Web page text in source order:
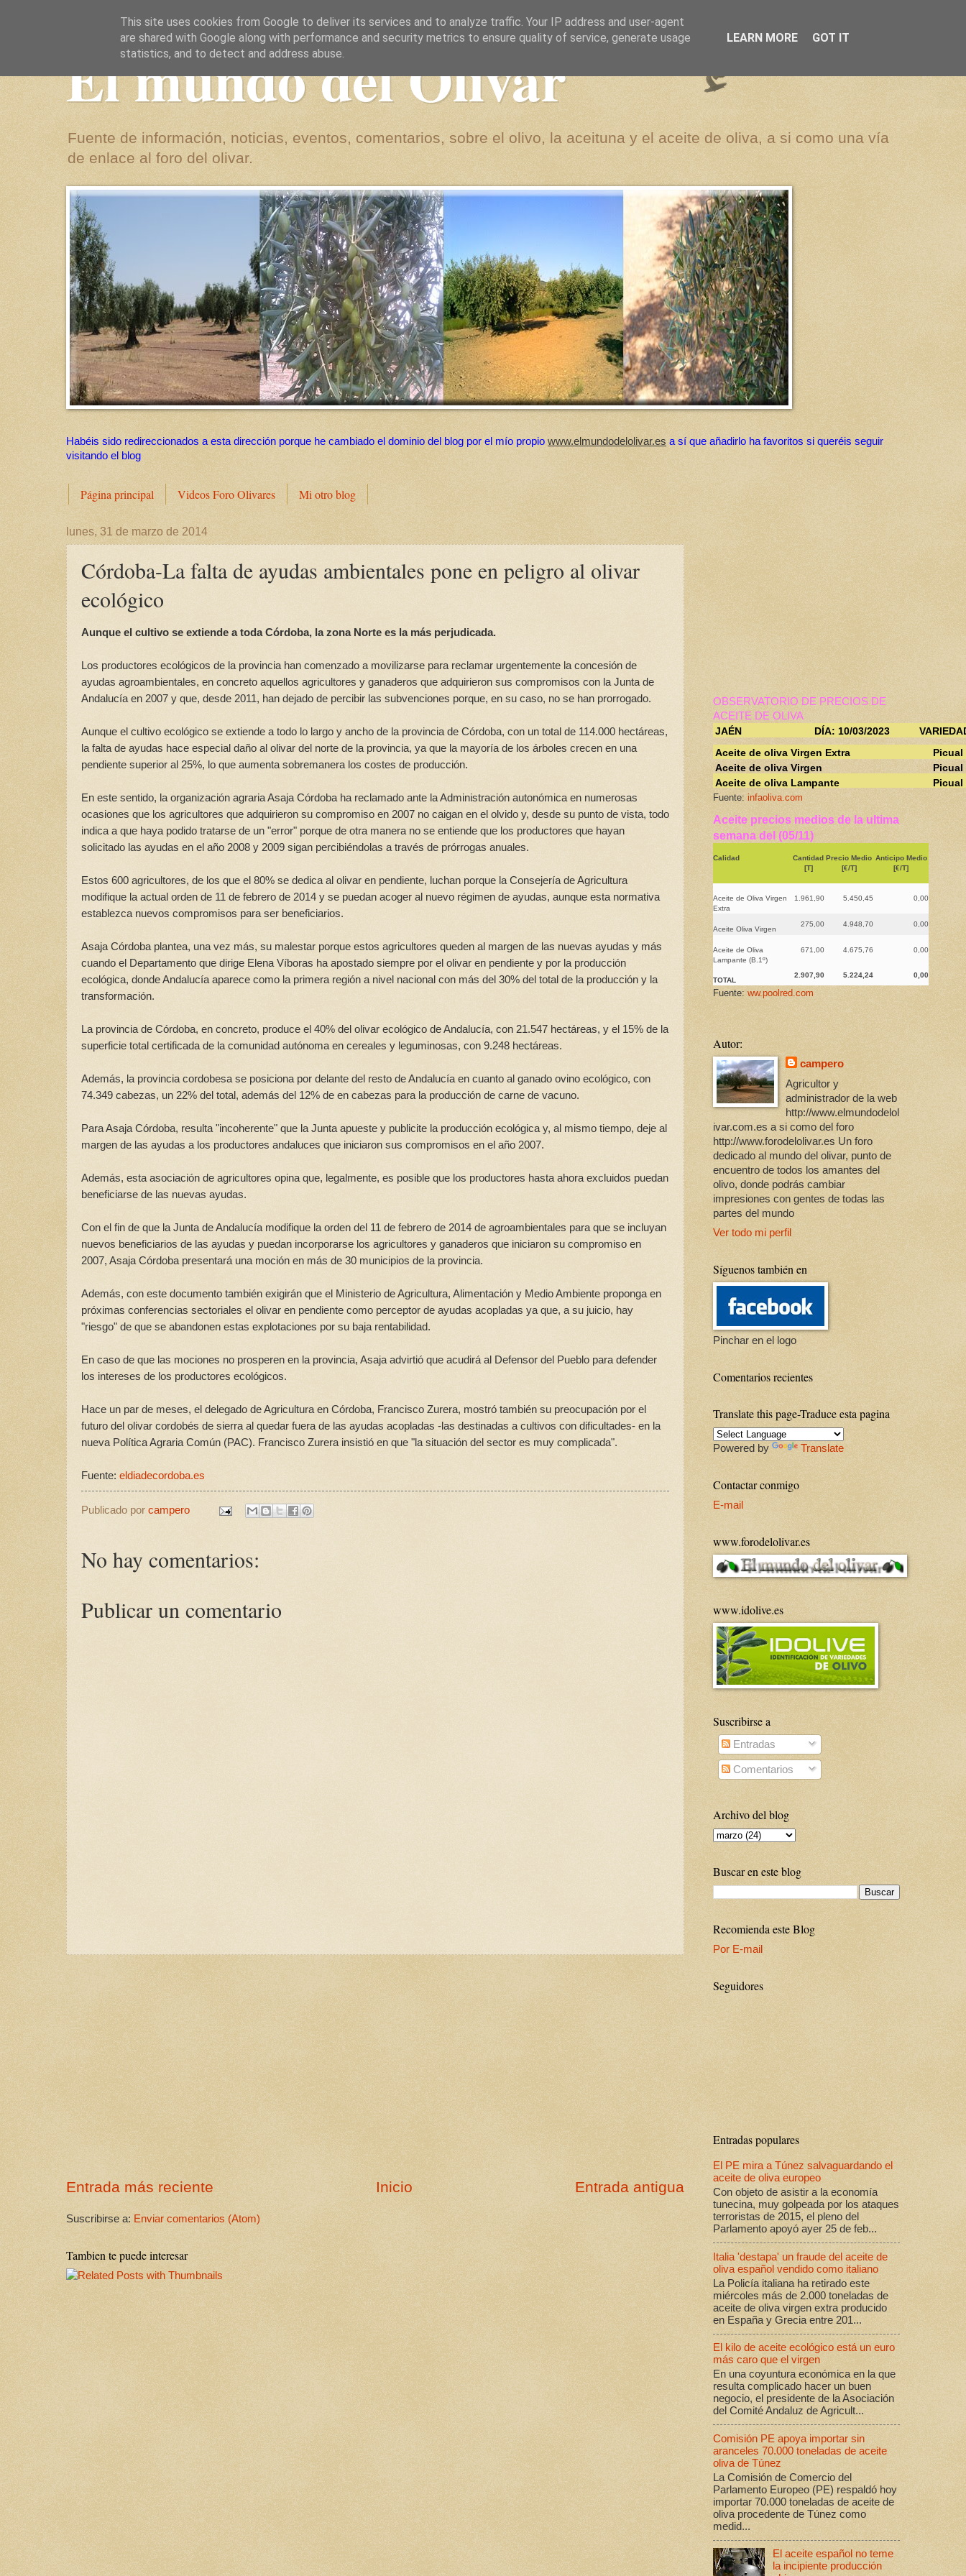
El mundo del Olivar
Fuente de información, noticias, eventos, comentarios, sobre el olivo, la aceituna y el aceite de oliva, a si como una vía
de enlace al foro del olivar.
Habéis sido redireccionados a esta dirección porque he cambiado el dominio del blog por el mío propio www.elmundodelolivar.es a sí que añadirlo ha favoritos si queréis seguir
visitando el blog
Página principal Videos Foro Olivares Mi otro blog
lunes, 31 de marzo de 2014
Córdoba-La falta de ayudas ambientales pone en peligro al olivar
ecológico
Aunque el cultivo se extiende a toda Córdoba, la zona Norte es la más perjudicada.
Los productores ecológicos de la provincia han comenzado a movilizarse para reclamar urgentemente la concesión de
ayudas agroambientales, en concreto aquellos agricultores y ganaderos que adquirieron sus compromisos con la Junta de
Andalucía en 2007 y que, desde 2011, han dejado de percibir las subvenciones porque, en su caso, no se han prorrogado.
Aunque el cultivo ecológico se extiende a todo lo largo y ancho de la provincia de Córdoba, con un total de 114.000 hectáreas,
la falta de ayudas hace especial daño al olivar del norte de la provincia, ya que la mayoría de los árboles crecen en una
pendiente superior al 25%, lo que aumenta sobremanera los costes de producción.
En este sentido, la organización agraria Asaja Córdoba ha reclamado ante la Administración autonómica en numerosas
ocasiones que los agricultores que adquirieron su compromiso en 2007 no caigan en el olvido y, desde su punto de vista, todo
indica a que haya podido tratarse de un "error" porque de otra manera no se entiende que los productores que hayan
solicitado las ayudas en el año 2008 y 2009 sigan percibiéndolas a través de prórrogas anuales.
Estos 600 agricultores, de los que el 80% se dedica al olivar en pendiente, luchan porque la Consejería de Agricultura
modifique la actual orden de 11 de febrero de 2014 y se puedan acoger al nuevo régimen de ayudas, aunque esta normativa
establezca nuevos compromisos para ser beneficiarios.
Asaja Córdoba plantea, una vez más, su malestar porque estos agricultores queden al margen de las nuevas ayudas y más
cuando el Departamento que dirige Elena Víboras ha apostado siempre por el olivar en pendiente y por la producción
ecológica, donde Andalucía aparece como la primera región a nivel nacional con más del 30% del total de la producción y la
transformación.
La provincia de Córdoba, en concreto, produce el 40% del olivar ecológico de Andalucía, con 21.547 hectáreas, y el 15% de la
superficie total certificada de la comunidad autónoma en cereales y leguminosas, con 9.248 hectáreas.
Además, la provincia cordobesa se posiciona por delante del resto de Andalucía en cuanto al ganado ovino ecológico, con
74.349 cabezas, un 22% del total, además del 12% de en cabezas para la producción de carne de vacuno.
Para Asaja Córdoba, resulta "incoherente" que la Junta apueste y publicite la producción ecológica y, al mismo tiempo, deje al
margen de las ayudas a los productores andaluces que iniciaron sus compromisos en el año 2007.
Además, esta asociación de agricultores opina que, legalmente, es posible que los productores hasta ahora excluidos puedan
beneficiarse de las nuevas ayudas.
Con el fin de que la Junta de Andalucía modifique la orden del 11 de febrero de 2014 de agroambientales para que se incluyan
nuevos beneficiarios de las ayudas y puedan incorporarse los agricultores y ganaderos que iniciaron su compromiso en
2007, Asaja Córdoba presentará una moción en más de 30 municipios de la provincia.
Además, con este documento también exigirán que el Ministerio de Agricultura, Alimentación y Medio Ambiente proponga en
próximas conferencias sectoriales el olivar en pendiente como perceptor de ayudas acopladas ya que, a su juicio, hay
"riesgo" de que se abandonen estas explotaciones por su baja rentabilidad.
En caso de que las mociones no prosperen en la provincia, Asaja advirtió que acudirá al Defensor del Pueblo para defender
los intereses de los productores ecológicos.
Hace un par de meses, el delegado de Agricultura en Córdoba, Francisco Zurera, mostró también su preocupación por el
futuro del olivar cordobés de sierra al quedar fuera de las ayudas acopladas -las destinadas a cultivos con dificultades- en la
nueva Política Agraria Común (PAC). Francisco Zurera insistió en que "la situación del sector es muy complicada".
Fuente: eldiadecordoba.es
Publicado por campero
No hay comentarios:
Publicar un comentario
Entrada más reciente Entrada antigua
Inicio
Suscribirse a: Enviar comentarios (Atom)
Tambien te puede interesar
OBSERVATORIO DE PRECIOS DE
ACEITE DE OLIVA
JAÉN
DÍA: 10/03/2023
Aceite de oliva Virgen Extra
Picual
Aceite de oliva Virgen
Picual
Aceite de oliva Lampante
Picual
Fuente: infaoliva.com
Aceite precios medios de la ultima
semana del (05/11)
Calidad
Cantidad
[T]
Precio Medio
[€/T]
Anticipo Medio
[€/T]
Aceite de Oliva Virgen
Extra
1.961,90 5.450,45 0,00
Aceite Oliva Virgen
275,00 4.948,70 0,00
Aceite de Oliva
Lampante (B.1º)
671,00 4.675,76 0,00
TOTAL
2.907,90 5.224,24 0,00
Fuente: ww.poolred.com
Autor:
campero
Agricultor y
administrador de la web
http://www.elmundodelol
ivar.com.es a si como del foro
http://www.forodelolivar.es Un foro
dedicado al mundo del olivar, punto de
encuentro de todos los amantes del
olivo, donde podrás cambiar
impresiones con gentes de todas las
partes del mundo
Ver todo mi perfil
Síguenos también en
Pinchar en el logo
Comentarios recientes
Translate this page-Traduce esta pagina
Powered by Translate
Contactar conmigo
E-mail
www.forodelolivar.es
www.idolive.es
Suscribirse a
Entradas
Comentarios
Archivo del blog
Buscar en este blog
Recomienda este Blog
Por E-mail
Seguidores
Entradas populares
El PE mira a Túnez salvaguardando el
aceite de oliva europeo
Con objeto de asistir a la economía
tunecina, muy golpeada por los ataques
terroristas de 2015, el pleno del
Parlamento apoyó ayer 25 de feb...
Italia 'destapa' un fraude del aceite de
oliva español vendido como italiano
La Policía italiana ha retirado este
miércoles más de 2.000 toneladas de
aceite de oliva virgen extra producido
en España y Grecia entre 201...
El kilo de aceite ecológico está un euro
más caro que el virgen
En una coyuntura económica en la que
resulta complicado hacer un buen
negocio, el presidente de la Asociación
del Comité Andaluz de Agricult...
Comisión PE apoya importar sin
aranceles 70.000 toneladas de aceite
oliva de Túnez
La Comisión de Comercio del
Parlamento Europeo (PE) respaldó hoy
importar 70.000 toneladas de aceite de
oliva procedente de Túnez como
medid...
El aceite español no teme
la incipiente producción
This site uses cookies from Google to deliver its services and to analyze traffic. Your IP address and user-agent
are shared with Google along with performance and security metrics to ensure quality of service, generate usage
statistics, and to detect and address abuse.
LEARN MORE GOT IT